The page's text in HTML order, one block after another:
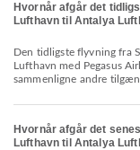
Hvornår afgår det
Lufthavn til Antalya
Den tidligste flyvning fra Sabiha Gökçen Internationale Lufthavn til Antalya
Lufthavn med Pegasus
sammenligne andre
Hvornår afgår det
Lufthavn til Antalya